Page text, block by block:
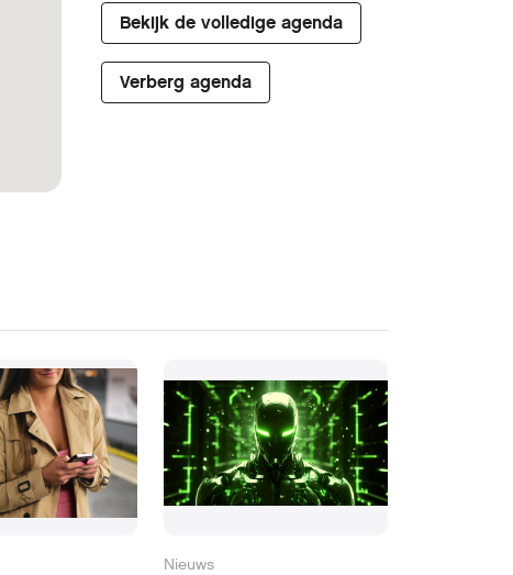
Bekijk de volledige agenda
Verberg agenda
Nieuws